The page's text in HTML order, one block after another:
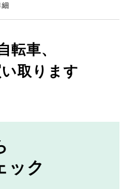
転車、
取ります
ック